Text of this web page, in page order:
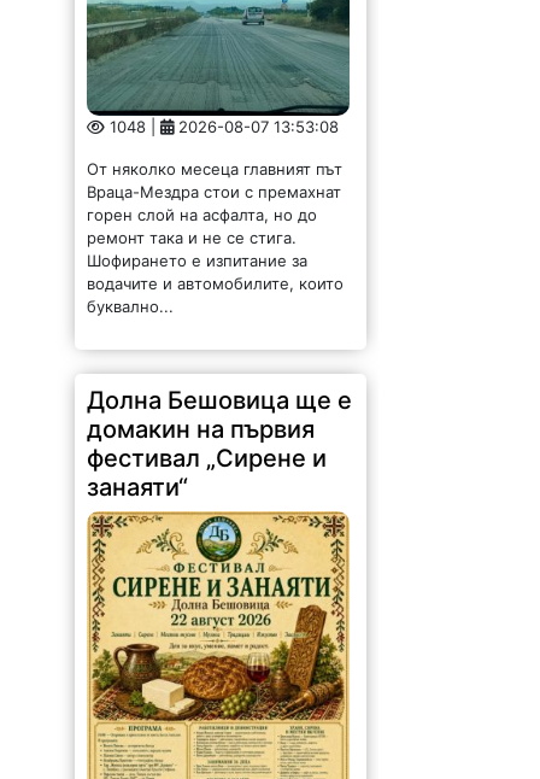
1048 | 2026-08-07 13:53:08
От няколко месеца главният път
Враца-Мездра стои с премахнат
горен слой на асфалта, но до
ремонт така и не се стига.
Шофирането е изпитание за
водачите и автомобилите, които
буквално...
Долна Бешовица ще е
домакин на първия
фестивал „Сирене и
занаяти“